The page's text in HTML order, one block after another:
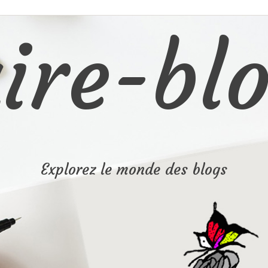
Explorez le monde des blogs